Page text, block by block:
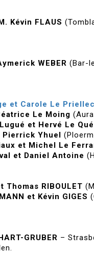
Kévin FLAUS
WEBER (Bar-
et Carole Le Priellec
Le Moing
et Hervé Le
Yhuel
et Michel Le
et Daniel Antoine
Thomas RIBOULET
et Kévin GIGES
GRUBER –